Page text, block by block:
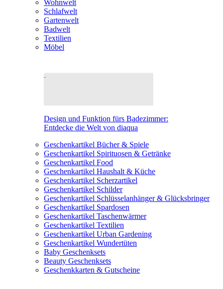
Wohnwelt
Schlafwelt
Gartenwelt
Badwelt
Textilien
Möbel
Design und Funktion fürs Badezimmer:
Entdecke die Welt von diaqua
Geschenkartikel Bücher & Spiele
Geschenkartikel Spirituosen & Getränke
Geschenkartikel Food
Geschenkartikel Haushalt & Küche
Geschenkartikel Scherzartikel
Geschenkartikel Schilder
Geschenkartikel Schlüsselanhänger & Glücksbringer
Geschenkartikel Spardosen
Geschenkartikel Taschenwärmer
Geschenkartikel Textilien
Geschenkartikel Urban Gardening
Geschenkartikel Wundertüten
Baby Geschenksets
Beauty Geschenksets
Geschenkkarten & Gutscheine